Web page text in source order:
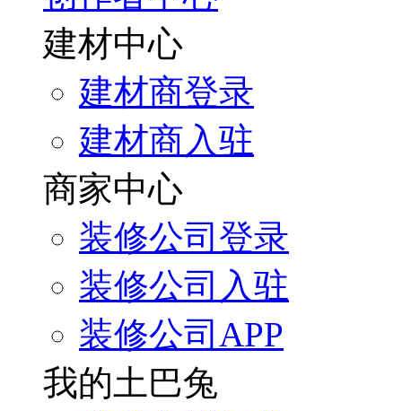
建材中心
建材商登录
建材商入驻
商家中心
装修公司登录
装修公司入驻
装修公司APP
我的土巴兔